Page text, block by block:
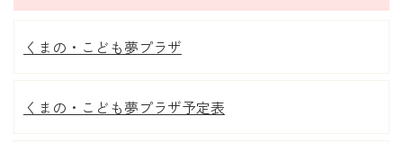
くまの・こども夢プラザ
くまの・こども夢プラザ予定表